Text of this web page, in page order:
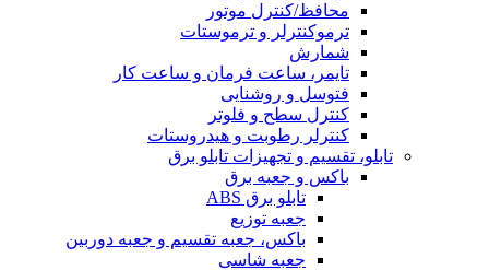
محافظ/کنترل موتور
ترموکنترلر و ترموستات
شمارش
تایمر، ساعت فرمان و ساعت کار
فتوسل و روشنایی
کنترل سطح و فلوتر
کنترلر رطوبت و هیدروستات
تابلو، تقسیم و تجهیزات تابلو برق
باکس و جعبه برق
تابلو برق ABS
جعبه توزیع
باکس، جعبه تقسیم و جعبه دوربین
جعبه شاسی